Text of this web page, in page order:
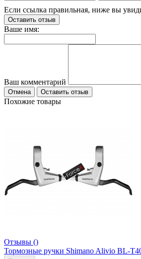
Если ссылка правильная, ниже вы
Оставить отзыв
Ваше имя:
Ваш комментарий
Отмена Оставить отзыв
Похожие товары
Отзывы ()
Тормозные ручки Shimano Alivio BL-